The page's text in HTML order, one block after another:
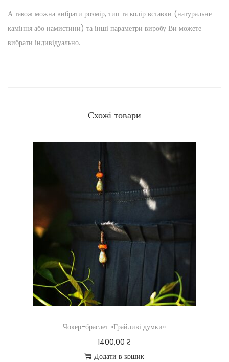
А також можна вибрати розмір, тип та колір вставки (натуральне
каміння або намистини) та інші параметри виробу Ви можете
вибрати індивідуально.
Схожі товари
Чокер-браслет «Грайливі думки»
1400,00₴
Додати в кошик